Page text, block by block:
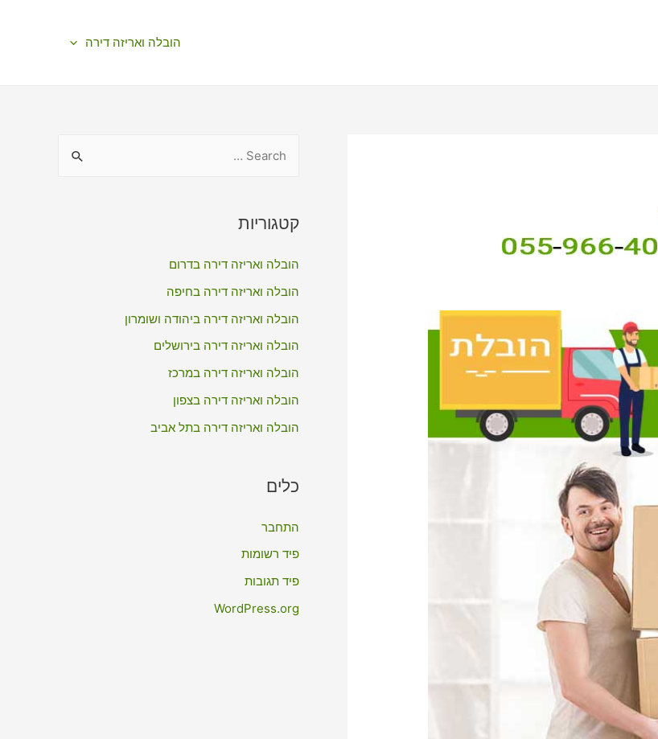
הובלה ואריזה דירה
r
h
f
o
קטגוריות
הובלה ואריזה דירה בדרום
הובלה ואריזה דירה בחיפה
הובלה ואריזה דירה ביהודה ושומרון
הובלה ואריזה דירה בירושלים
הובלה ואריזה דירה במרכז
הובלה ואריזה דירה בצפון
הובלה ואריזה דירה בתל אביב
כלים
התחבר
פיד רשומות
פיד תגובות
WordPress.org